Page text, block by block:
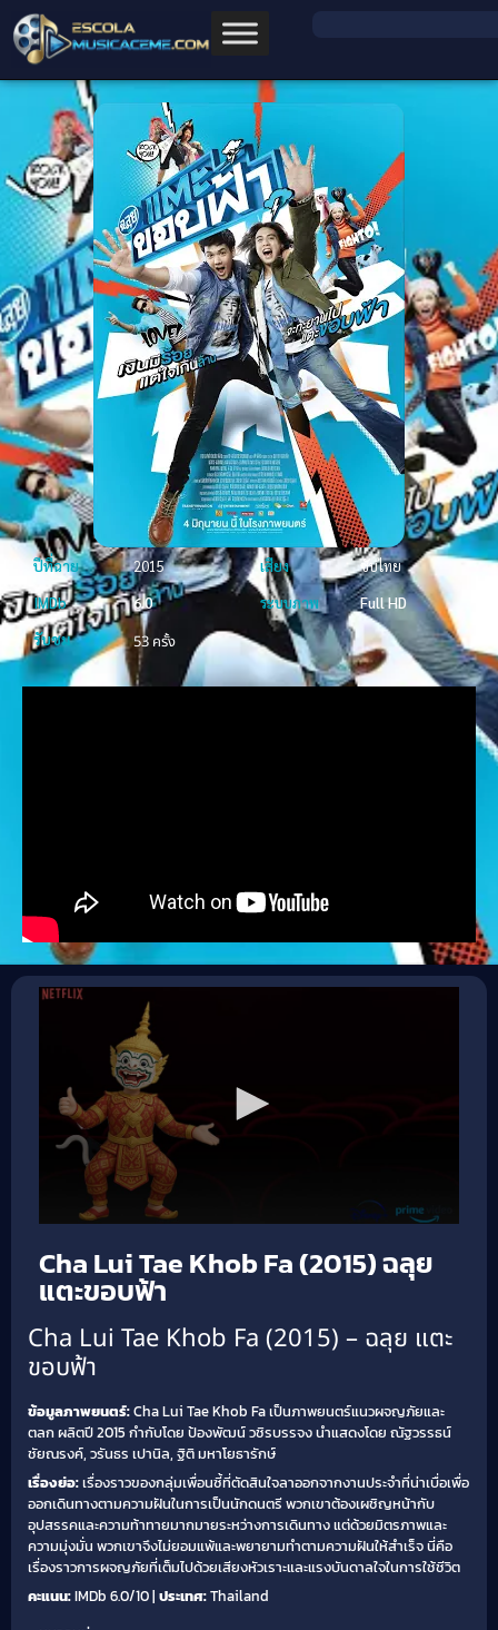
ปีที่ฉาย 2015 เสียง
ซับไทย
IMDb
6.0 ระบบภาพ
Full HD
รับชม
53 ครั้ง
Cha Lui Tae Khob Fa (2015) ฉลุย
แตะขอบฟ้า
Cha Lui Tae Khob Fa (2015) – ฉลุย แตะ
ขอบฟ้า
ข้อมูลภาพยนตร์:Cha Lui Tae Khob Fa เป็นภาพยนตร์แนวผจญภัยและ
ตลก ผลิตปี 2015 กำกับโดย ป้องพัฒน์ วชิรบรรจง นำแสดงโดย ณัฐวรรธน์
ชัยณรงค์, วรันธร เปานิล, ฐิติ มหาโยธารักษ์
เรื่องย่อ:เรื่องราวของกลุ่มเพื่อนซี้ที่ตัดสินใจลาออกจากงานประจำที่น่าเบื่อเพื่อ
ออกเดินทางตามความฝันในการเป็นนักดนตรี พวกเขาต้องเผชิญหน้ากับ
อุปสรรคและความท้าทายมากมายระหว่างการเดินทาง แต่ด้วยมิตรภาพและ
ความมุ่งมั่น พวกเขาจึงไม่ยอมแพ้และพยายามทำตามความฝันให้สำเร็จ นี่คือ
เรื่องราวการผจญภัยที่เต็มไปด้วยเสียงหัวเราะและแรงบันดาลใจในการใช้ชีวิต
คะแนน:IMDb 6.0/10 | ประเทศ:Thailand